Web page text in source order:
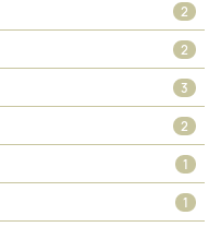
2
2
3
2
1
1